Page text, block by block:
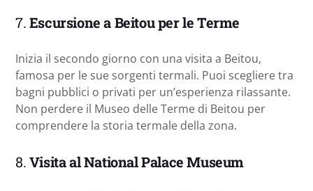
7.Escursione a Beitou per le Terme
Inizia il secondo giorno con una visita a Beitou,
famosa per le sue sorgenti termali. Puoi scegliere tra
bagni pubblici o privati per un’esperienza rilassante.
Non perdere il Museo delle Terme di Beitou per
comprendere la storia termale della zona.
8.Visita al National Palace Museum